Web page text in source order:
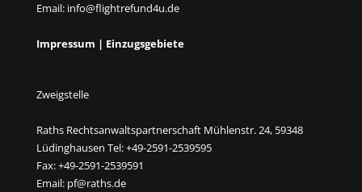
Email: info@flightrefund4u.de
Impressum | Einzugsgebiete
Zweigstelle
Raths Rechtsanwaltspartnerschaft Mühlenstr. 24, 59348
Lüdinghausen Tel: +49-2591-2539595
Fax: +49-2591-2539591
Email: pf@raths.de